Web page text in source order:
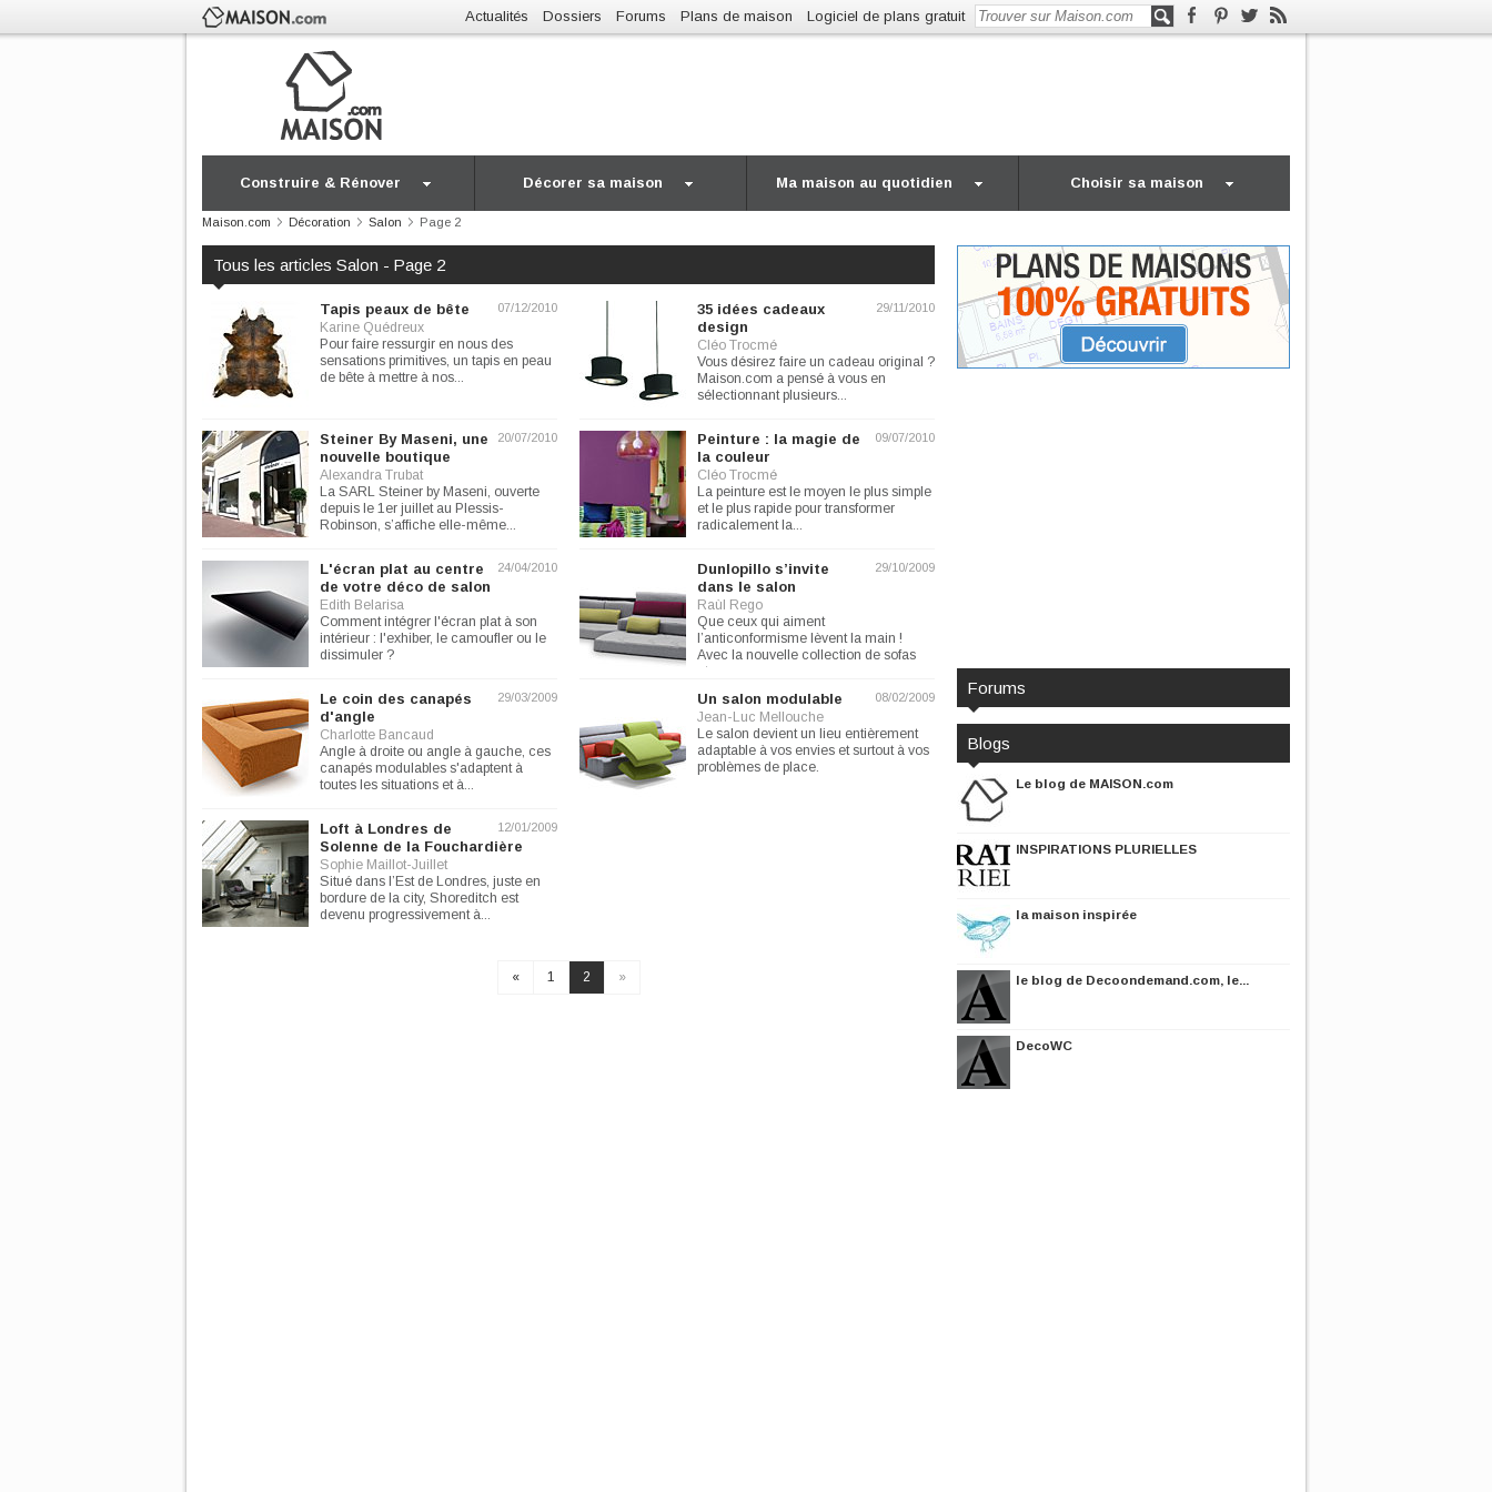
Actualités Dossiers Forums Plans de maison Logiciel de plans gratuit
Construire & Rénover Décorer sa maison Ma maison au quotidien Choisir sa maison
Maison.com Décoration Salon Page 2
Tous les articles Salon - Page 2
07/12/2010
Tapis peaux de bête
Karine Quédreux
Pour faire ressurgir en nous des
sensations primitives, un tapis en peau
de bête à mettre à nos...
29/11/2010
35 idées cadeaux
design
Cléo Trocmé
Vous désirez faire un cadeau original ?
Maison.com a pensé à vous en
sélectionnant plusieurs...
20/07/2010
Steiner By Maseni, une
nouvelle boutique
Alexandra Trubat
La SARL Steiner by Maseni, ouverte
depuis le 1er juillet au Plessis-
Robinson, s’affiche elle-même...
09/07/2010
Peinture : la magie de
la couleur
Cléo Trocmé
La peinture est le moyen le plus simple
et le plus rapide pour transformer
radicalement la...
24/04/2010
L'écran plat au centre
de votre déco de salon
Edith Belarisa
Comment intégrer l'écran plat à son
intérieur : l'exhiber, le camoufler ou le
dissimuler ?
29/10/2009
Dunlopillo s’invite
dans le salon
Raùl Rego
Que ceux qui aiment
l’anticonformisme lèvent la main !
Avec la nouvelle collection de sofas
et...
29/03/2009
Le coin des canapés
d'angle
Charlotte Bancaud
Angle à droite ou angle à gauche, ces
canapés modulables s'adaptent à
toutes les situations et à...
08/02/2009
Un salon modulable
Jean-Luc Mellouche
Le salon devient un lieu entièrement
adaptable à vos envies et surtout à vos
problèmes de place.
12/01/2009
Loft à Londres de
Solenne de la Fouchardière
Sophie Maillot-Juillet
Situé dans l’Est de Londres, juste en
bordure de la city, Shoreditch est
devenu progressivement à...
« 1 2 »
Forums
Blogs
Le blog de MAISON.com
INSPIRATIONS PLURIELLES
la maison inspirée
le blog de Decoondemand.com, le...
DecoWC